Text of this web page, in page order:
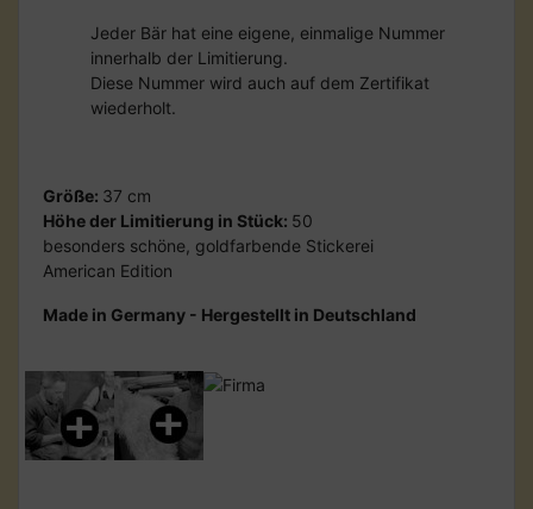
Jeder Bär hat eine eigene, einmalige Nummer
innerhalb der Limitierung.
Diese Nummer wird auch auf dem Zertifikat
wiederholt.
Größe: 37 cm
Höhe der Limitierung in Stück: 50
besonders schöne, goldfarbende Stickerei
American Edition
Made in Germany - Hergestellt in Deutschland